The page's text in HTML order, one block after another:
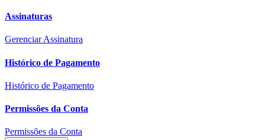
Assinaturas
Gerenciar Assinatura
Histórico de Pagamento
Histórico de Pagamento
Permissões da Conta
Permissões da Conta